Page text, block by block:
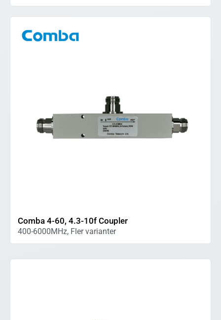
Comba 4-60, 4.3-10f Coupler
400-6000MHz, Fler varianter